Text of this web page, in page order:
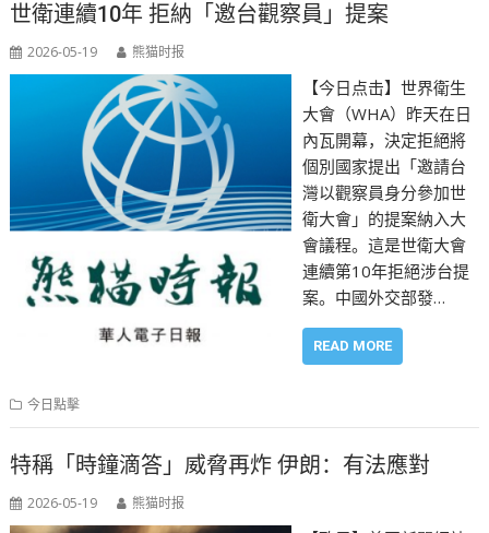
世衛連續10年 拒納「邀台觀察員」提案
2026-05-19 熊猫时报
【今日点击】世界衛生
大會（WHA）昨天在日
內瓦開幕，決定拒絕將
個別國家提出「邀請台
灣以觀察員身分參加世
衛大會」的提案納入大
會議程。這是世衛大會
連續第10年拒絕涉台提
案。中國外交部發…
READ MORE
今日點擊
特稱「時鐘滴答」威脅再炸 伊朗：有法應對
2026-05-19 熊猫时报